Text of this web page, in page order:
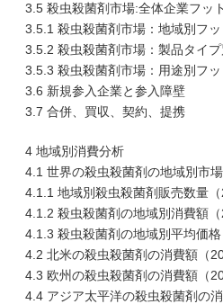
3.5 殺虫殺菌剤市場:全体企業フッ
3.5.1 殺虫殺菌剤市場：地域別フッ
3.5.2 殺虫殺菌剤市場：製品タイ
3.5.3 殺虫殺菌剤市場：用途別フッ
3.6 新規参入企業と参入障壁
3.7 合併、買収、契約、提携
4 地域別消費分析
4.1 世界の殺虫殺菌剤の地域別市
4.1.1 地域別殺虫殺菌剤販売数量（
4.1.2 殺虫殺菌剤の地域別消費額（
4.1.3 殺虫殺菌剤の地域別平均価格
4.2 北米の殺虫殺菌剤の消費額（
4.3 欧州の殺虫殺菌剤の消費額（
4.4 アジア太平洋の殺虫殺菌剤の